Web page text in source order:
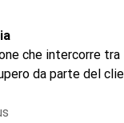
che intercorre
da parte del